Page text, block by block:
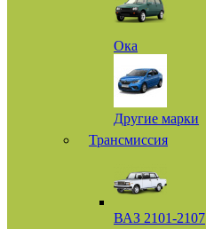
Ока
Другие марки
Трансмиссия
ВАЗ 2101-2107